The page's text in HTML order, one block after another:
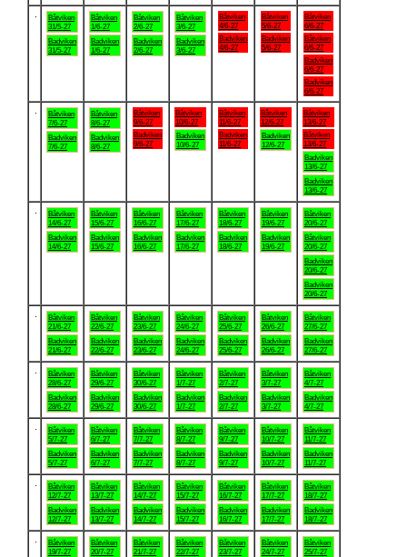
Båtviken
31/5-27
Badviken
31/5-27
Båtviken
1/6-27
Badviken
1/6-27
Båtviken
2/6-27
Badviken
2/6-27
Båtviken
3/6-27
Badviken
3/6-27
Båtviken
4/6-27
Badviken
4/6-27
Båtviken
5/6-27
Badviken
5/6-27
Båtviken
6/6-27
Båtviken
6/6-27
Badviken
6/6-27
Badviken
6/6-27
Båtviken
7/6-27
Badviken
7/6-27
Båtviken
8/6-27
Badviken
8/6-27
Båtviken
9/6-27
Badviken
9/6-27
Båtviken
10/6-27
Badviken
10/6-27
Båtviken
11/6-27
Badviken
11/6-27
Båtviken
12/6-27
Badviken
12/6-27
Båtviken
13/6-27
Båtviken
13/6-27
Badviken
13/6-27
Badviken
13/6-27
Båtviken
14/6-27
Badviken
14/6-27
Båtviken
15/6-27
Badviken
15/6-27
Båtviken
16/6-27
Badviken
16/6-27
Båtviken
17/6-27
Badviken
17/6-27
Båtviken
18/6-27
Badviken
18/6-27
Båtviken
19/6-27
Badviken
19/6-27
Båtviken
20/6-27
Båtviken
20/6-27
Badviken
20/6-27
Badviken
20/6-27
Båtviken
21/6-27
Badviken
21/6-27
Båtviken
22/6-27
Badviken
22/6-27
Båtviken
23/6-27
Badviken
23/6-27
Båtviken
24/6-27
Badviken
24/6-27
Båtviken
25/6-27
Badviken
25/6-27
Båtviken
26/6-27
Badviken
26/6-27
Båtviken
27/6-27
Badviken
27/6-27
Båtviken
28/6-27
Badviken
28/6-27
Båtviken
29/6-27
Badviken
29/6-27
Båtviken
30/6-27
Badviken
30/6-27
Båtviken
1/7-27
Badviken
1/7-27
Båtviken
2/7-27
Badviken
2/7-27
Båtviken
3/7-27
Badviken
3/7-27
Båtviken
4/7-27
Badviken
4/7-27
Båtviken
5/7-27
Badviken
5/7-27
Båtviken
6/7-27
Badviken
6/7-27
Båtviken
7/7-27
Badviken
7/7-27
Båtviken
8/7-27
Badviken
8/7-27
Båtviken
9/7-27
Badviken
9/7-27
Båtviken
10/7-27
Badviken
10/7-27
Båtviken
11/7-27
Badviken
11/7-27
Båtviken
12/7-27
Badviken
12/7-27
Båtviken
13/7-27
Badviken
13/7-27
Båtviken
14/7-27
Badviken
14/7-27
Båtviken
15/7-27
Badviken
15/7-27
Båtviken
16/7-27
Badviken
16/7-27
Båtviken
17/7-27
Badviken
17/7-27
Båtviken
18/7-27
Badviken
18/7-27
Båtviken
19/7-27
Båtviken
20/7-27
Båtviken
21/7-27
Båtviken
22/7-27
Båtviken
23/7-27
Båtviken
24/7-27
Båtviken
25/7-27